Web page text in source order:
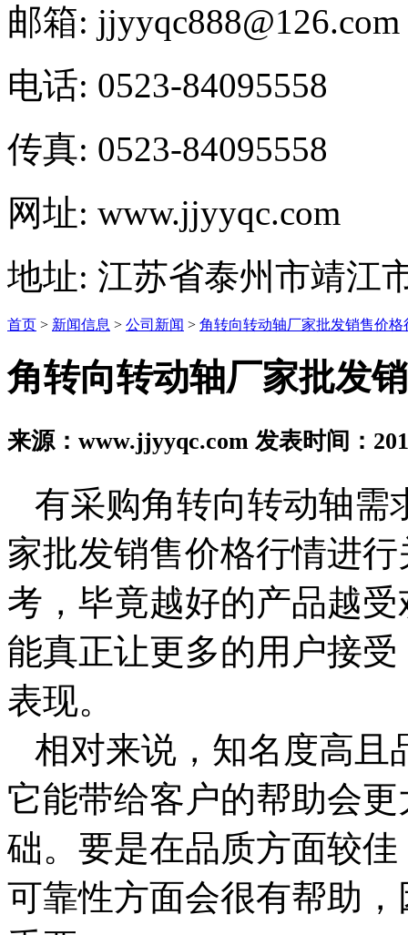
邮箱: jjyyqc888@126.com
电话: 0523-84095558
传真: 0523-84095558
网址: www.jjyyqc.com
地址: 江苏省泰州市靖江
首页 > 新闻信息 > 公司新闻 > 角转向转动轴厂家批发销售价格
角转向转动轴厂家批发
来源：www.jjyyqc.com 发表时间：
有采购角转向转动轴需
家批发销售价格行情进
考，毕竟越好的产品越
能真正让更多的用户接
表现。
相对来说，知名度高且
它能带给客户的帮助会
础。要是在品质方面较
可靠性方面会很有帮助